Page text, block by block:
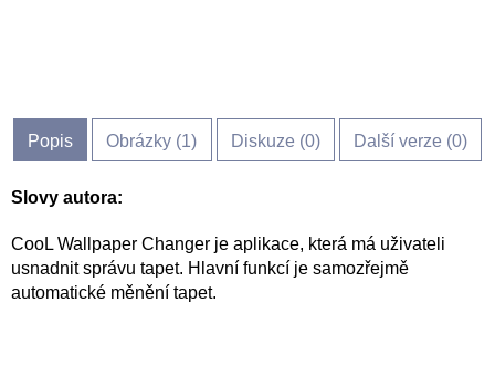
Popis Obrázky (1) Diskuze (0) Další verze (0)
Slovy autora:
CooL Wallpaper Changer je aplikace, která má uživateli
usnadnit správu tapet. Hlavní funkcí je samozřejmě
automatické měnění tapet.